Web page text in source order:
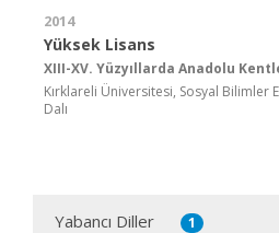
2014
Yüksek Lisans
XIII-XV. Yüzyıllarda Anadolu
Kırklareli Üniversitesi, Sosyal Bilimler
Dalı
Yabancı Diller 1